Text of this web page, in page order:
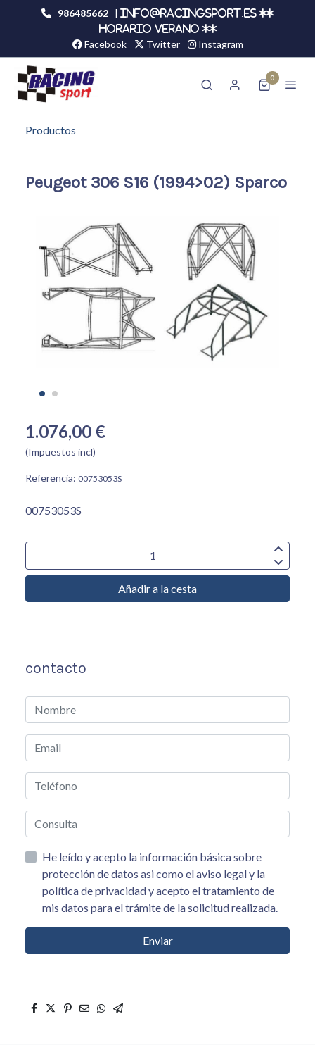
986485662 |
info@racingsport.es **
HORARIO VERANO **
Facebook Twitter Instagram
0
Productos
Peugeot 306 S16 (1994>02) Sparco
1.076,00 €
(Impuestos incl)
Referencia: 00753053S
00753053S
Añadir a la cesta
contacto
He leído y acepto la información básica sobre
protección de datos asi como el aviso legal y la
política de privacidad y acepto el tratamiento de
mis datos para el trámite de la solicitud realizada.
Enviar